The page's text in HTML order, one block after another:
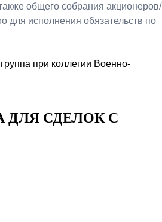
общего собрания акционеров/
для исполнения обязательств по
при коллегии Военно-
СДЕЛОК С